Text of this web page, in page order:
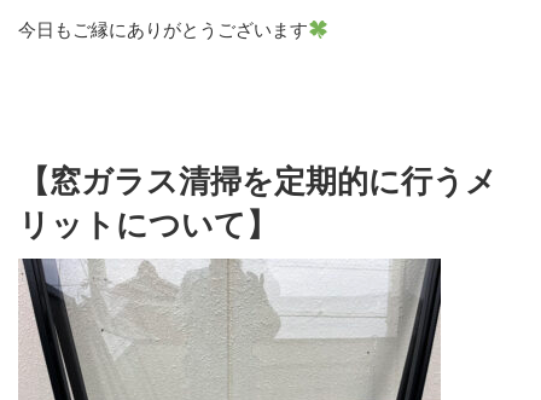
今日もご縁にありがとうございます
【窓ガラス清掃を定期的に行うメ
リットについて】